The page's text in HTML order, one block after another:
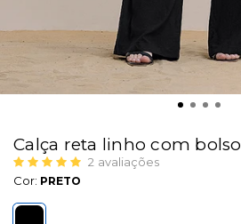
Calça reta linho com bolso
2 avaliações
Cor: PRETO